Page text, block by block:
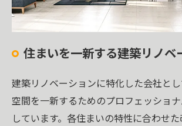
住まいを一新する建築リノベ
建築リノベーションに特化した会社と
空間を一新するためのプロフェッショ
しています。各住まいの特性に合わせ